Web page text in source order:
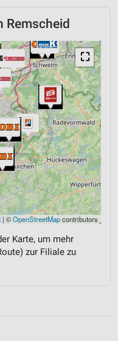
Remscheid
⛶
| ©OpenStreetMapcontributors
Karte, um mehr
zur Filiale zu